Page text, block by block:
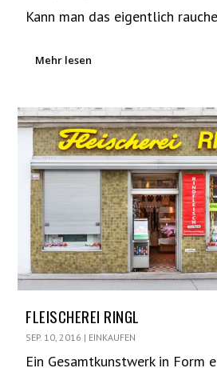
Kann man das eigentlich
Mehr lesen
FLEISCHEREI RINGL
SEP. 10, 2016 | EINKAUFEN
Ein Gesamtkunstwerk in Form